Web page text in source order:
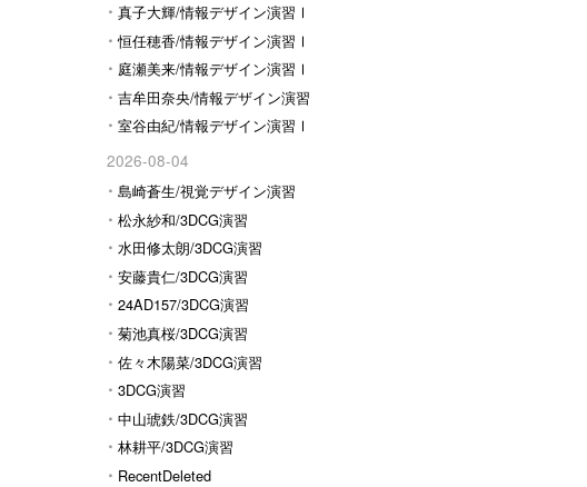
真子大輝/情報デザイン演習Ⅰ
恒任穂香/情報デザイン演習Ⅰ
庭瀬美来/情報デザイン演習Ⅰ
吉牟田奈央/情報デザイン演習
Ⅰ 室谷由紀/情報デザイン演習Ⅰ
2026-08-04
島崎蒼生/視覚デザイン演習
松永紗和/3DCG演習
水田修太朗/3DCG演習
安藤貴仁/3DCG演習
24AD157/3DCG演習
菊池真桜/3DCG演習
佐々木陽菜/3DCG演習
3DCG演習
中山琥鉄/3DCG演習
林耕平/3DCG演習
RecentDeleted